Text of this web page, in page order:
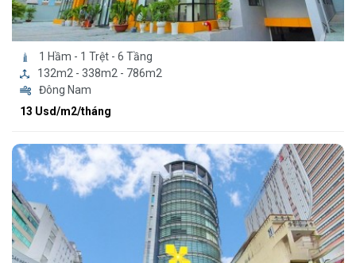
1 Hầm - 1 Trệt - 6 Tầng
132m2 - 338m2 - 786m2
Đông Nam
13 Usd/m2/tháng